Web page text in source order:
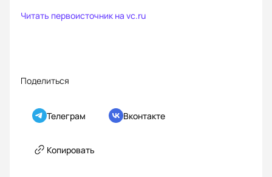
Читать первоисточник на vc.ru
Поделиться
Телеграм Вконтакте
Копировать